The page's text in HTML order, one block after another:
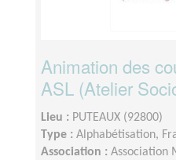
Animation des
ASL (Atelier
Lieu : PUTEAUX (92800)
Type : Alphabétisation,
Association : Association